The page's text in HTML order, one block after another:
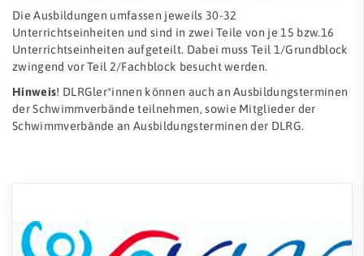
Die Ausbildungen umfassen jeweils 30-32
Unterrichtseinheiten und sind in zwei Teile von je 15 bzw.16
Unterrichtseinheiten aufgeteilt. Dabei muss Teil 1/Grundblock
zwingend vor Teil 2/Fachblock besucht werden.
Hinweis! DLRGler*innen können auch an Ausbildungsterminen
der Schwimmverbände teilnehmen, sowie Mitglieder der
Schwimmverbände an Ausbildungsterminen der DLRG.